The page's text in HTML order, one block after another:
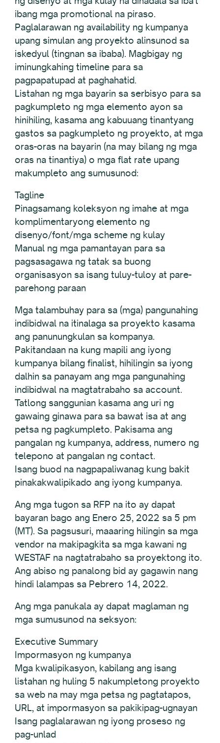
ibang mga promotional na piraso.
Paglalarawan ng availability ng kumpanya
upang simulan ang proyekto alinsunod sa
iskedyul (tingnan sa ibaba). Magbigay ng
iminungkahing timeline para sa
pagpapatupad at paghahatid.
Listahan ng mga bayarin sa serbisyo para sa
pagkumpleto ng mga elemento ayon sa
hinihiling, kasama ang kabuuang tinantyang
gastos sa pagkumpleto ng proyekto, at mga
oras-oras na bayarin (na may bilang ng mga
oras na tinantiya) o mga flat rate upang
makumpleto ang sumusunod:
Tagline
Pinagsamang koleksyon ng imahe at mga
komplimentaryong elemento ng
disenyo/font/mga scheme ng kulay
Manual ng mga pamantayan para sa
pagsasagawa ng tatak sa buong
organisasyon sa isang tuluy-tuloy at pare-
parehong paraan
Mga talambuhay para sa (mga) pangunahing
indibidwal na itinalaga sa proyekto kasama
ang panunungkulan sa kompanya.
Pakitandaan na kung mapili ang iyong
kumpanya bilang finalist, hihilingin sa iyong
dalhin sa panayam ang mga pangunahing
indibidwal na magtatrabaho sa account.
Tatlong sanggunian kasama ang uri ng
gawaing ginawa para sa bawat isa at ang
petsa ng pagkumpleto. Pakisama ang
pangalan ng kumpanya, address, numero ng
telepono at pangalan ng contact.
Isang buod na nagpapaliwanag kung bakit
pinakakwalipikado ang iyong kumpanya.
Ang mga tugon sa RFP na ito ay dapat
bayaran bago ang Enero 25, 2022 sa 5 pm
(MT). Sa pagsusuri, maaaring hilingin sa mga
vendor na makipagkita sa mga kawani ng
WESTAF na nagtatrabaho sa proyektong ito.
Ang abiso ng panalong bid ay gagawin nang
hindi lalampas sa Pebrero 14, 2022.
Ang mga panukala ay dapat maglaman ng
mga sumusunod na seksyon:
Executive Summary
Impormasyon ng kumpanya
Mga kwalipikasyon, kabilang ang isang
listahan ng huling 5 nakumpletong proyekto
sa web na may mga petsa ng pagtatapos,
URL, at impormasyon sa pakikipag-ugnayan
Isang paglalarawan ng iyong proseso ng
pag-unlad